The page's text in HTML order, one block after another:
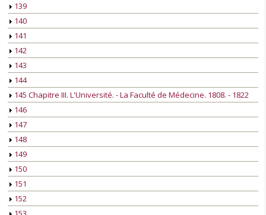
139
140
141
142
143
144
145 Chapitre III. L'Université. - La Faculté de Médecine. 1808. - 1822
146
147
148
149
150
151
152